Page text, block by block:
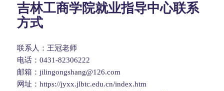
吉林工商学院就业指导中心联系
方式
联系人：王冠老师
电话：0431-82306222
邮箱：jilingongshang@126.com
网址：https://jyxx.jlbtc.edu.cn/index.htm